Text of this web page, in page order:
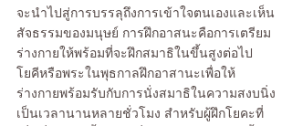
จะนำไปสู่การบรรลุถึงการเข้าใจตนเองและเห็น
สัจธรรมของมนุษย์ การฝึกอาสนะคือการเตรียม
ร่างกายให้พร้อมที่จะฝึกสมาธิในขึ้นสูงต่อไป
โยคีหรือพระในพุธกาลฝึกอาสานะเพื่อให้
ร่างกายพร้อมรับกับการนั่งสมาธิในความสงบนิ่ง
เป็นเวลานานหลายชั่วโมง สำหรับผู้ฝึกโยคะที่